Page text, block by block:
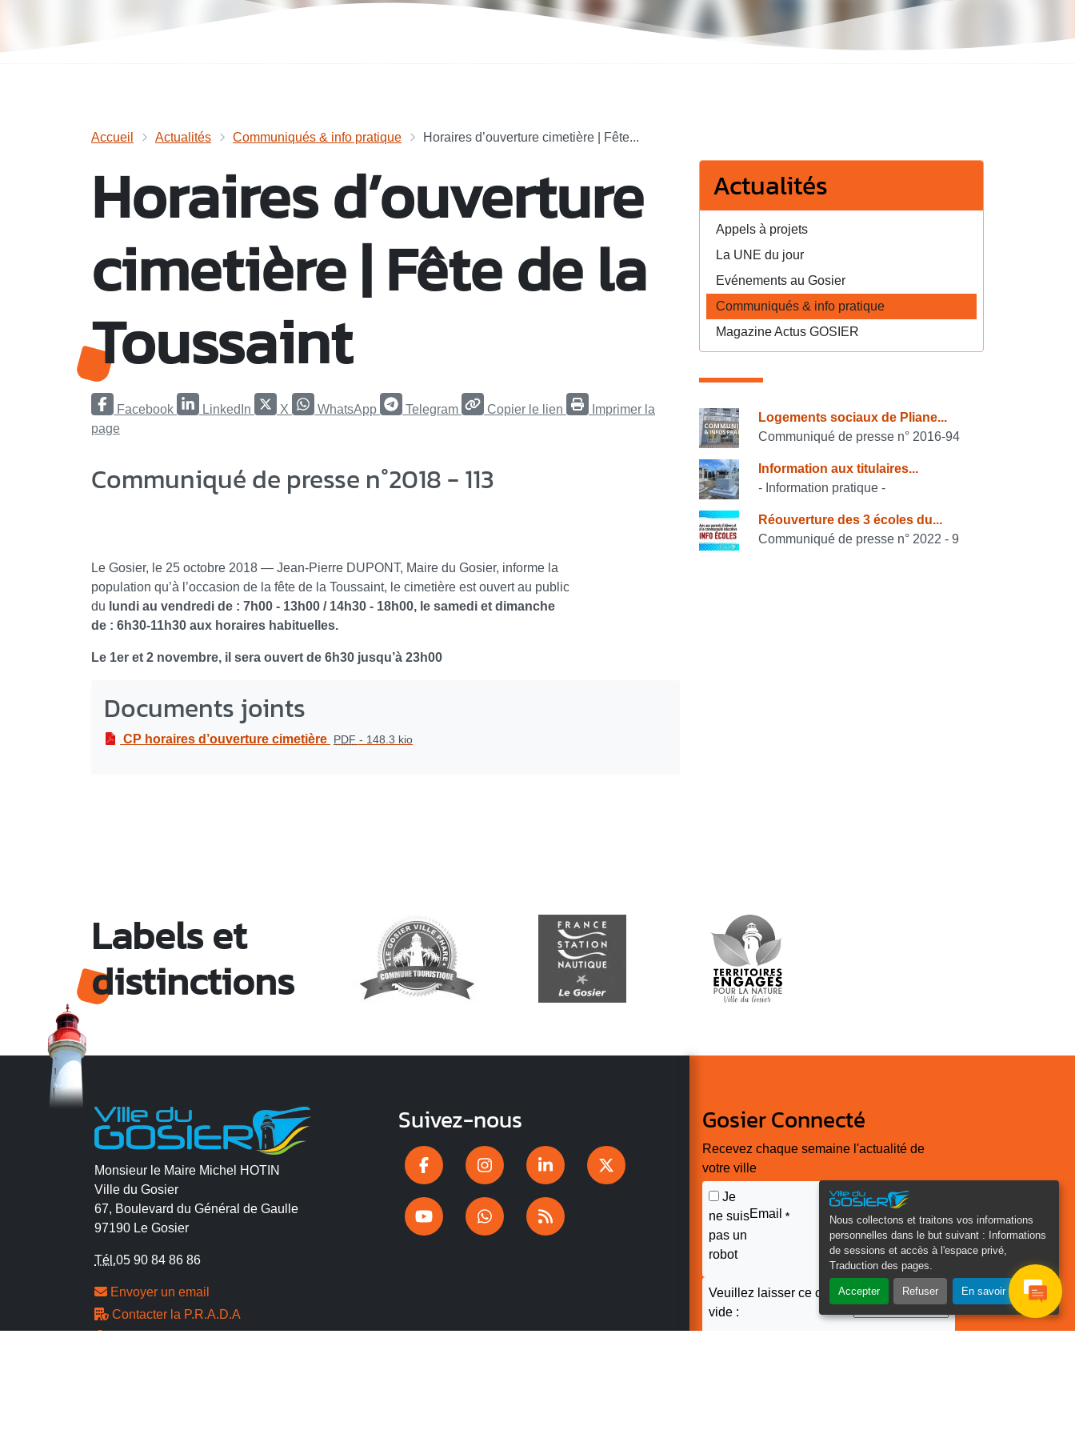
Nous collectons et traitons vos informations
personnelles dans le but suivant :
Informations
de sessions et accès à l'espace privé,
Traduction des pages
Accepter Refuser En savoir plus
Accueil Actualités Communiqués & info pratique Horaires d’ouverture cimetière | Fête...
Horaires d’ouverture
cimetière | Fête de la
Toussaint
Facebook LinkedIn X WhatsApp Telegram Copier le lien
Imprimer la
page
Communiqué de presse n°2018 - 113
Le Gosier, le 25 octobre 2018 — Jean-Pierre DUPONT, Maire du Gosier, informe la
population qu’à l’occasion de la fête de la Toussaint, le cimetière est ouvert au public
du lundi au vendredi de : 7h00 - 13h00 / 14h30 - 18h00, le samedi et dimanche
de : 6h30-11h30 aux horaires habituelles.
Le ​1er et 2 novembre, il sera ouvert de 6h30 jusqu’à 23h00
Documents joints
CP horaires d’ouverture cimetière PDF - 148.3 kio
Actualités
Appels à projets
La UNE du jour
Evénements au Gosier
Communiqués & info pratique
Magazine Actus GOSIER
Consulter également
Logements sociaux de Pliane...
Communiqué de presse n° 2016-94
Information aux titulaires...
- Information pratique -
Réouverture des 3 écoles du...
Communiqué de presse n° 2022 - 9
Labels et
distinctions
Monsieur le Maire Michel HOTIN
Ville du Gosier
67, Boulevard du Général de Gaulle
97190 Le Gosier
Tél.05 90 84 86 86
Envoyer un email
Contacter la P.R.A.D.A
Suivez-nous Gosier Connecté
Recevez chaque semaine l'actualité de
votre ville
Je
ne suis
pas un
robot
Email *
Veuillez laisser ce champ
vide :